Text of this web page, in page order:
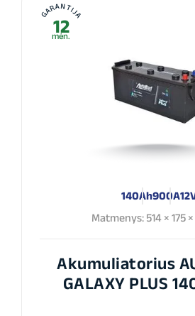
GARANTIJA
12
mėn.
140Ah900A
Matmenys: 514 × 175 ×
Akumuliatorius
GALAXY PLUS